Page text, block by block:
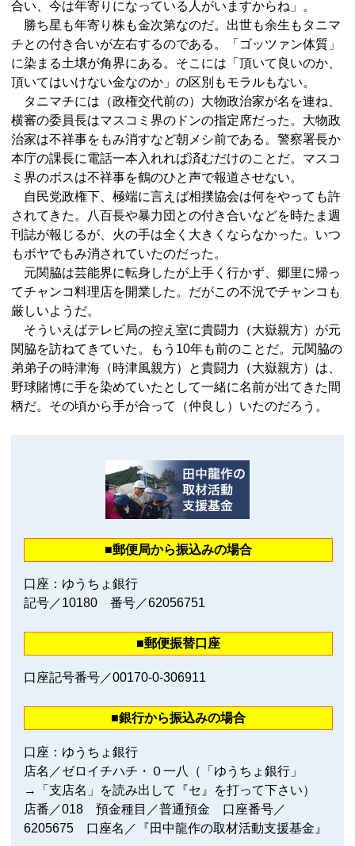
合い、今は年寄りになっている人がいますからね」。
勝ち星も年寄り株も金次第なのだ。出世も余生もタニマ
チとの付き合いが左右するのである。「ゴッツァン体質」
に染まる土壌が角界にある。そこには「頂いて良いのか、
頂いてはいけない金なのか」の区別もモラルもない。
タニマチには（政権交代前の）大物政治家が名を連ね、
横審の委員長はマスコミ界のドンの指定席だった。大物政
治家は不祥事をもみ消すなど朝メシ前である。警察署長か
本庁の課長に電話一本入れれば済むだけのことだ。マスコ
ミ界のボスは不祥事を鶴のひと声で報道させない。
自民党政権下、極端に言えば相撲協会は何をやっても許
されてきた。八百長や暴力団との付き合いなどを時たま週
刊誌が報じるが、火の手は全く大きくならなかった。いつ
もボヤでもみ消されていたのだった。
元関脇は芸能界に転身したが上手く行かず、郷里に帰っ
てチャンコ料理店を開業した。だがこの不況でチャンコも
厳しいようだ。
そういえばテレビ局の控え室に貴闘力（大嶽親方）が元
関脇を訪ねてきていた。もう10年も前のことだ。元関脇の
弟弟子の時津海（時津風親方）と貴闘力（大嶽親方）は、
野球賭博に手を染めていたとして一緒に名前が出てきた間
柄だ。その頃から手が合って（仲良し）いたのだろう。
■郵便局から振込みの場合
口座：ゆうちょ銀行
記号／10180 番号／62056751
■郵便振替口座
口座記号番号／00170‐0‐306911
■銀行から振込みの場合
口座：ゆうちょ銀行
店名／ゼロイチハチ・０一八（「ゆうちょ銀行」
→「支店名」を読み出して『セ』を打って下さい）
店番／018 預金種目／普通預金 口座番号／
6205675 口座名／『田中龍作の取材活動支援基金』